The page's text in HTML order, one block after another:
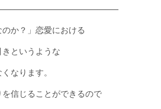
のか？」恋愛における
というような
なります。
信じることができるので